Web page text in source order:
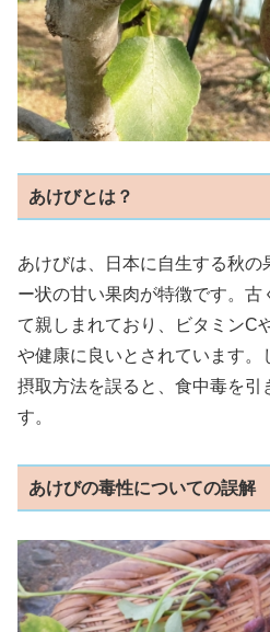
あけびとは？
あけびは、日本に自生する秋の
ー状の甘い果肉が特徴です。古
て親しまれており、ビタミンC
や健康に良いとされています
摂取方法を誤ると、食中毒を引
す。
あけびの毒性についての誤解